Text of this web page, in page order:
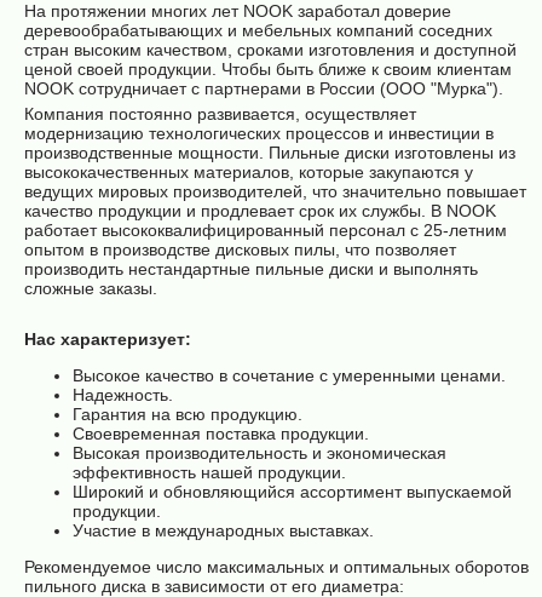
На протяжении многих лет NOOK заработал доверие
деревообрабатывающих и мебельных компаний соседних
стран высоким качеством, сроками изготовления и доступной
ценой своей продукции. Чтобы быть ближе к своим клиентам
NOOK сотрудничает с партнерами в России (OOO "Мурка").
Компания постоянно развивается, осуществляет
модернизацию технологических процессов и инвестиции в
производственные мощности. Пильные диски изготовлены из
высококачественных материалов, которые закупаются у
ведущих мировых производителей, что значительно повышает
качество продукции и продлевает срок их службы. В NOOK
работает высококвалифицированный персонал с 25-летним
опытом в производстве дисковых пилы, что позволяет
производить нестандартные пильные диски и выполнять
сложные заказы.
Нас характеризует:
Высокое качество в сочетание с умеренными ценами.
Надежность.
Гарантия на всю продукцию.
Своевременная поставка продукции.
Высокая производительность и экономическая
эффективность нашей продукции.
Широкий и обновляющийся ассортимент выпускаемой
продукции.
Участие в международных выставках.
Рекомендуемое число максимальных и оптимальных оборотов
пильного диска в зависимости от его диаметра: